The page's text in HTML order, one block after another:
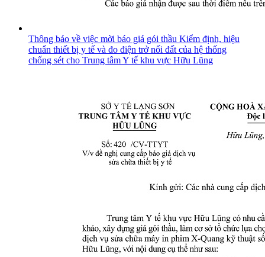
Thông báo về việc mời báo giá gói thầu Kiểm định, hiệu
chuẩn thiết bị y tế và đo điện trở nối đất của hệ thống
chống sét cho Trung tâm Y tế khu vực Hữu Lũng